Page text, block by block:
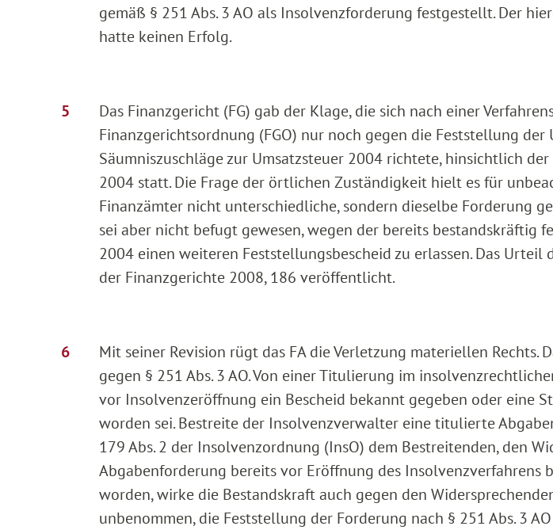
gemäß § 251 Abs. 3 AO als Insolvenzforderung festgestellt. Der
hatte keinen Erfolg.
Das Finanzgericht (FG) gab der Klage, die sich nach einer
Finanzgerichtsordnung (FGO) nur noch gegen die Feststellung
Säumniszuschläge zur Umsatzsteuer 2004 richtete, hinsichtlich
2004 statt. Die Frage der örtlichen Zuständigkeit hielt es für
Finanzämter nicht unterschiedliche, sondern dieselbe Forderung
sei aber nicht befugt gewesen, wegen der bereits bestandskräftig
2004 einen weiteren Feststellungsbescheid zu erlassen. Das Urteil
der Finanzgerichte 2008, 186 veröffentlicht.
Mit seiner Revision rügt das FA die Verletzung materiellen Rechts.
gegen § 251 Abs. 3 AO. Von einer Titulierung im
vor Insolvenzeröffnung ein Bescheid bekannt gegeben oder eine
worden sei. Bestreite der Insolvenzverwalter eine titulierte
179 Abs. 2 der Insolvenzordnung (InsO) dem Bestreitenden, den
Abgabenforderung bereits vor Eröffnung des Insolvenzverfahrens
worden, wirke die Bestandskraft auch gegen den
unbenommen, die Feststellung der Forderung nach § 251 Abs. 3